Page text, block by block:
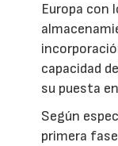
Europa con
capacidad
su puesta
Según
primera